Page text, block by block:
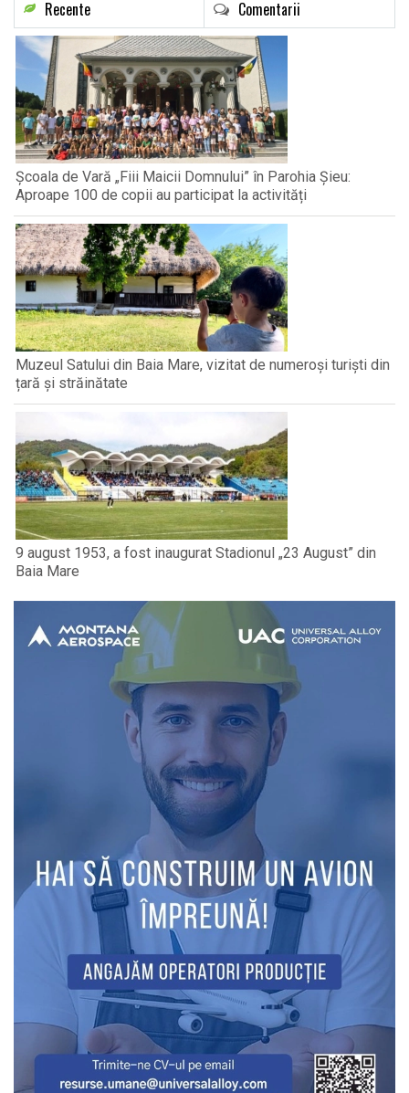
Recente Comentarii
Școala de Vară „Fiii Maicii Domnului” în Parohia Șieu:
Aproape 100 de copii au participat la activități
Muzeul Satului din Baia Mare, vizitat de numeroși turiști din
țară și străinătate
9 august 1953, a fost inaugurat Stadionul „23 August” din
Baia Mare